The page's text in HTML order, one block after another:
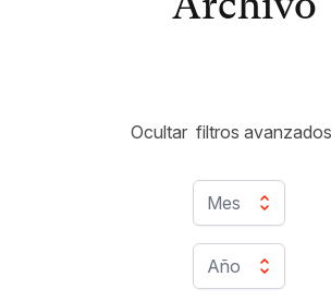
Mes
Año
Ocultar filtros avanzados